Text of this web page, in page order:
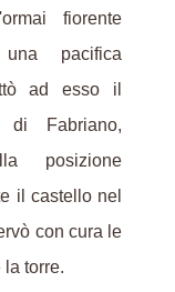
fiorente
pacifica
ad esso il
di Fabriano,
posizione
il castello nel
con cura le
torre.